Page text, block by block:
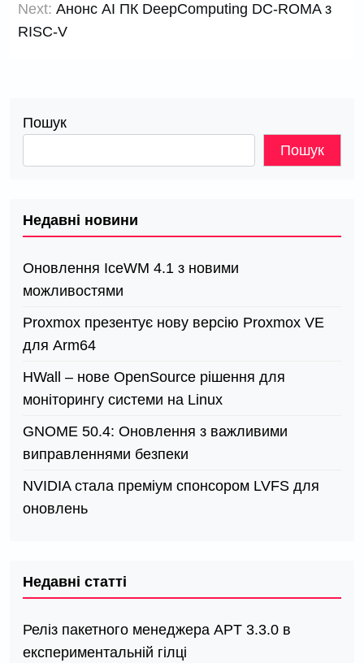
Next: Анонс AI ПК DeepComputing DC-ROMA з
RISC-V
Пошук
Пошук
Недавні новини
Оновлення IceWM 4.1 з новими
можливостями
Proxmox презентує нову версію Proxmox VE
для Arm64
HWall – нове OpenSource рішення для
моніторингу системи на Linux
GNOME 50.4: Оновлення з важливими
виправленнями безпеки
NVIDIA стала преміум спонсором LVFS для
оновлень
Недавні статті
Реліз пакетного менеджера APT 3.3.0 в
експериментальній гілці